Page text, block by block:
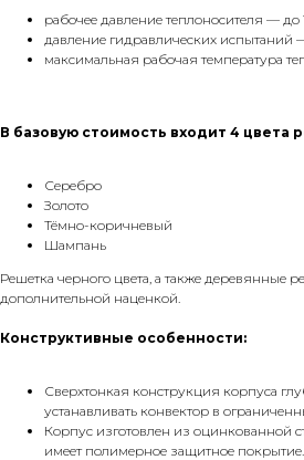
рабочее давление теплоносителя — до
давление гидравлических испытаний
максимальная рабочая температура
В базовую стоимость входит 4 цвета
Серебро
Золото
Тёмно-коричневый
Шампань
Решетка черного цвета, а также деревянные
дополнительной наценкой.
Конструктивные особенности:
Сверхтонкая конструкция корпуса
устанавливать конвектор в
Корпус изготовлен из оцинкованной
имеет полимерное защитное покрытие.